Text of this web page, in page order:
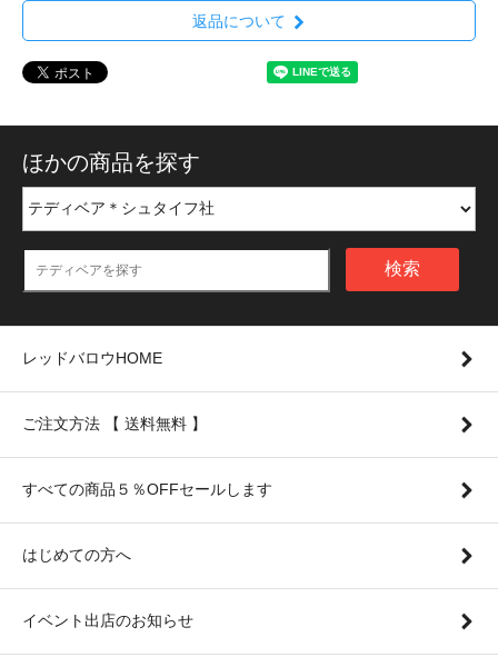
返品について
ほかの商品を探す
検索
レッドバロウHOME
ご注文方法 【 送料無料 】
すべての商品５％OFFセールします
はじめての方へ
イベント出店のお知らせ